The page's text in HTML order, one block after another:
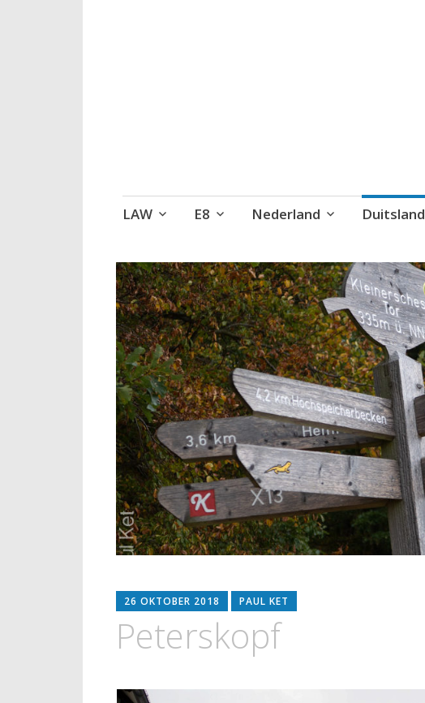
Naar
springen
LAW E8 Nederland Duitsland
26 OKTOBER 2018 PAUL KET
Peterskopf